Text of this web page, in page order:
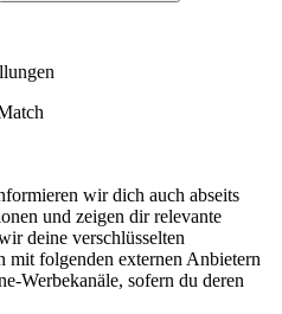
wir dich auch abseits
und zeigen dir relevante
deine verschlüsselten
mit folgenden externen Anbietern
Werbekanäle, sofern du deren